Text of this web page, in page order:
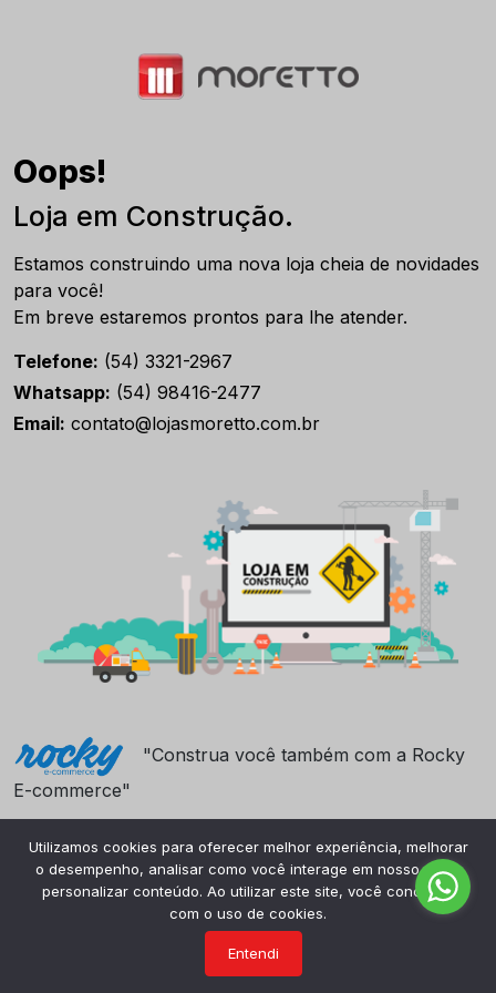
Oops!
Loja em Construção.
Estamos construindo uma nova loja cheia de novidades
para você!
Em breve estaremos prontos para lhe atender.
Telefone: (54) 3321-2967
Whatsapp: (54) 98416-2477
Email: contato@lojasmoretto.com.br
"Construa você também com a Rocky
E-commerce"
Utilizamos cookies para oferecer melhor experiência, melhorar
o desempenho, analisar como você interage em nosso site e
personalizar conteúdo. Ao utilizar este site, você concorda
com o uso de cookies.
Entendi